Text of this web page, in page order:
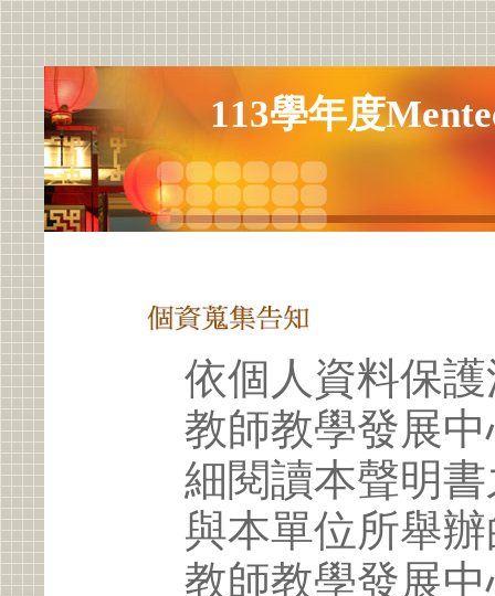
113學年度
依個人資料保
教師教學發展
細閱讀本聲明
與本單位所舉
教師教學發展